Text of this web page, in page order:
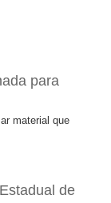
material que
de